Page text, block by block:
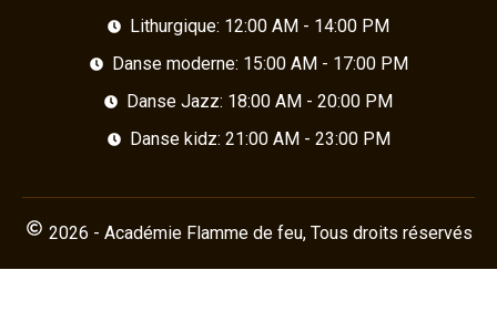
Lithurgique: 12:00 AM - 14:00 PM
Danse moderne: 15:00 AM - 17:00 PM
Danse Jazz: 18:00 AM - 20:00 PM
Danse kidz: 21:00 AM - 23:00 PM
2026 - Académie Flamme de feu, Tous droits réservés